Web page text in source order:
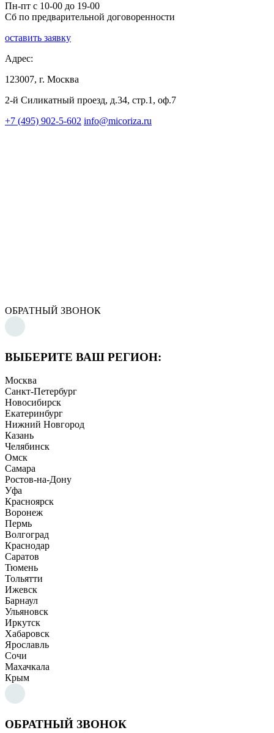
Пн-пт с 10-00 до 19-00
Сб по предварительной договоренности
оставить заявку
Адрес:
123007, г. Москва
2-й Силикатный проезд, д.34, стр.1, оф.7
+7 (495) 902-5-602 info@micoriza.ru
ОБРАТНЫЙ ЗВОНОК
ВЫБЕРИТЕ ВАШ РЕГИОН:
Москва
Санкт-Петербург
Новосибирск
Екатеринбург
Нижний Новгород
Казань
Челябинск
Омск
Самара
Ростов-на-Дону
Уфа
Красноярск
Воронеж
Пермь
Волгоград
Краснодар
Саратов
Тюмень
Тольятти
Ижевск
Барнаул
Ульяновск
Иркутск
Хабаровск
Ярославль
Сочи
Махачкала
Крым
ОБРАТНЫЙ ЗВОНОК